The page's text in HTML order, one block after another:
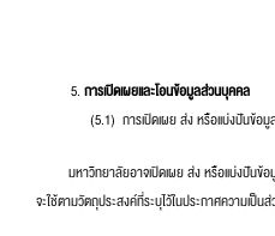
การเปิดเผยและโอนข้อมูลส่วนบุคคล
(5.1) การเปิดเผย ส่ง หรือแบ่งปันข้อมู
มหาวิทยาลัยอาจเปิดเผย ส่ง หรือแบ่งปันข้อ
จะใช้ตามวัตถุประสงค์ที่ระบุไว้ในประกาศความเป็